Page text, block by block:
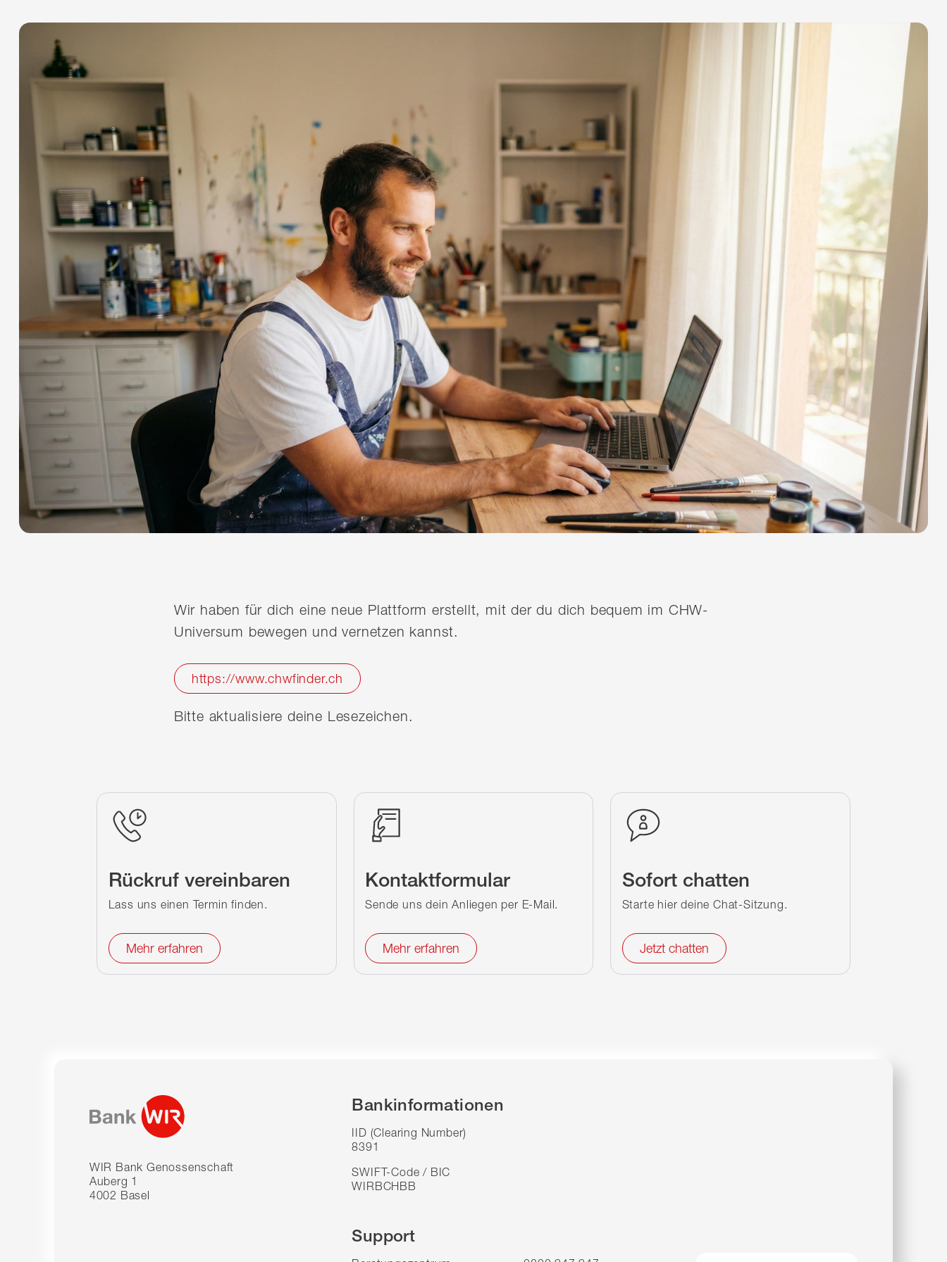
Wir haben für dich eine neue Plattform erstellt, mit der du dich bequem im CHW-
Universum bewegen und vernetzen kannst.
https://www.chwfinder.ch
Bitte aktualisiere deine Lesezeichen.
Rückruf vereinbaren
Lass uns einen Termin finden.
Mehr erfahren
Kontaktformular
Sende uns dein Anliegen per E-Mail.
Mehr erfahren
Sofort chatten
Starte hier deine Chat-Sitzung.
Jetzt chatten
WIR Bank Genossenschaft
Auberg 1
4002 Basel
Bankinformationen
IID (Clearing Number)
8391
SWIFT-Code / BIC
WIRBCHBB
Support